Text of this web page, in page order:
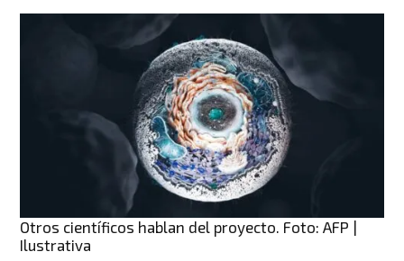
Otros científicos hablan del proyecto. Foto: AFP |
Ilustrativa